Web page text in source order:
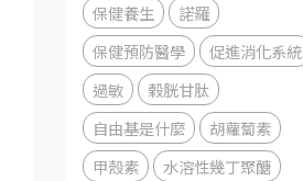
保健養生
諾羅
保健預防醫學
促進消化系統
過敏
榖胱甘肽
自由基是什麼
胡蘿蔔素
甲殼素
水溶性幾丁聚醣